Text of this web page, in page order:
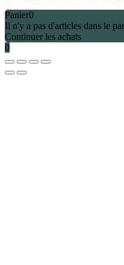
Panier0
Il n'y a pas d'articles dans le
Continuer les achats
0